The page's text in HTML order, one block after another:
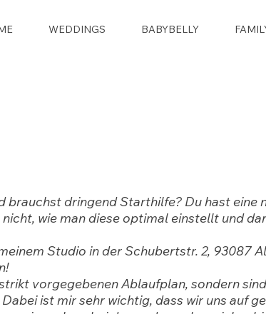
WEDDINGS BABYBELLY
brauchst dringend Starthilfe? Du hast eine
wie man diese optimal einstellt und
Studio in der Schubertstr. 2, 93087
vorgegebenen Ablaufplan, sondern
ist mir sehr wichtig, dass wir uns auf